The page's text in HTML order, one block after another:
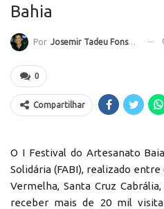
Bahia
Por Josemir Tadeu Fonseca
0
Compartilhar
O I Festival do Artesanato
Solidária (FABI), realizado
Vermelha, Santa Cruz
receber mais de 20 mil